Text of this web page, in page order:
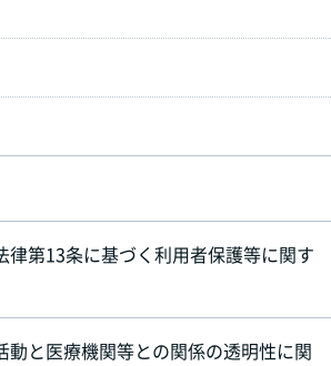
律第13条に基づく利用者保護等に関す
動と医療機関等との関係の透明性に関